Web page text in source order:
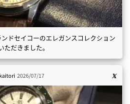
ドセイコーのエレガンスコレクション
だきました。
2026/07/17